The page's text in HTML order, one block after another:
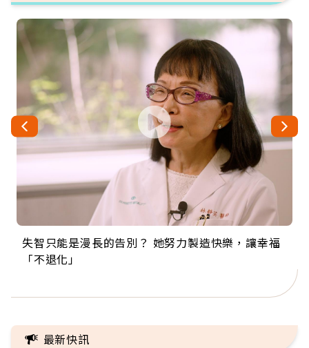
失智只能是漫長的告別？ 她努力製造快樂，讓幸福
「不退化」
來自剛果的巧克力神父 為台灣奉獻36年 「台灣是我
的家，我連作夢都講台語！」
63歲卸矽谷副總、搬回台灣找快樂！「蛋黃哥小
丑」走進安養院，逗樂上萬爺奶：退休後才開始真
104歲打破金氏世界紀錄 成為全球最年長羽球選
手，分享長壽的秘密原來是「這個」
事業巔峰他選擇追夢…黑手阿伯拉小提琴還登上小
巨蛋！連CNN都大讚！
最新快訊